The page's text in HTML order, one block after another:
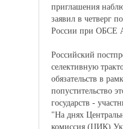
приглашения
заявил в четверг
России при ОБСЕ
Российский
селективную
обязательств в
попустительство
государств -
"На днях
комиссия (ЦИК)